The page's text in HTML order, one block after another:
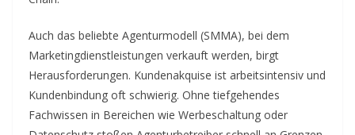
Auch das beliebte Agenturmodell (SMMA), bei dem
Marketingdienstleistungen verkauft werden, birgt
Herausforderungen. Kundenakquise ist arbeitsintensiv und
Kundenbindung oft schwierig. Ohne tiefgehendes
Fachwissen in Bereichen wie Werbeschaltung oder